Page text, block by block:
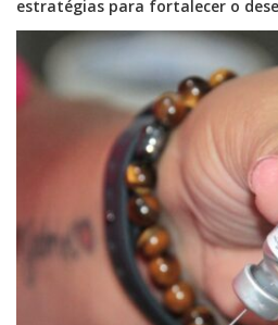
09/08/2026 | 07:00
Prefeitura de Balneário Piçarras realiza
e terrenos do IPRESP
estratégias para fortalecer o